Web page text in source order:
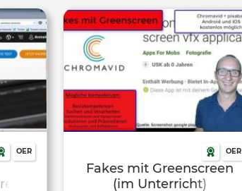
sind
sich
OER OER
Fakes mit Greenscreen
(im Unterricht)